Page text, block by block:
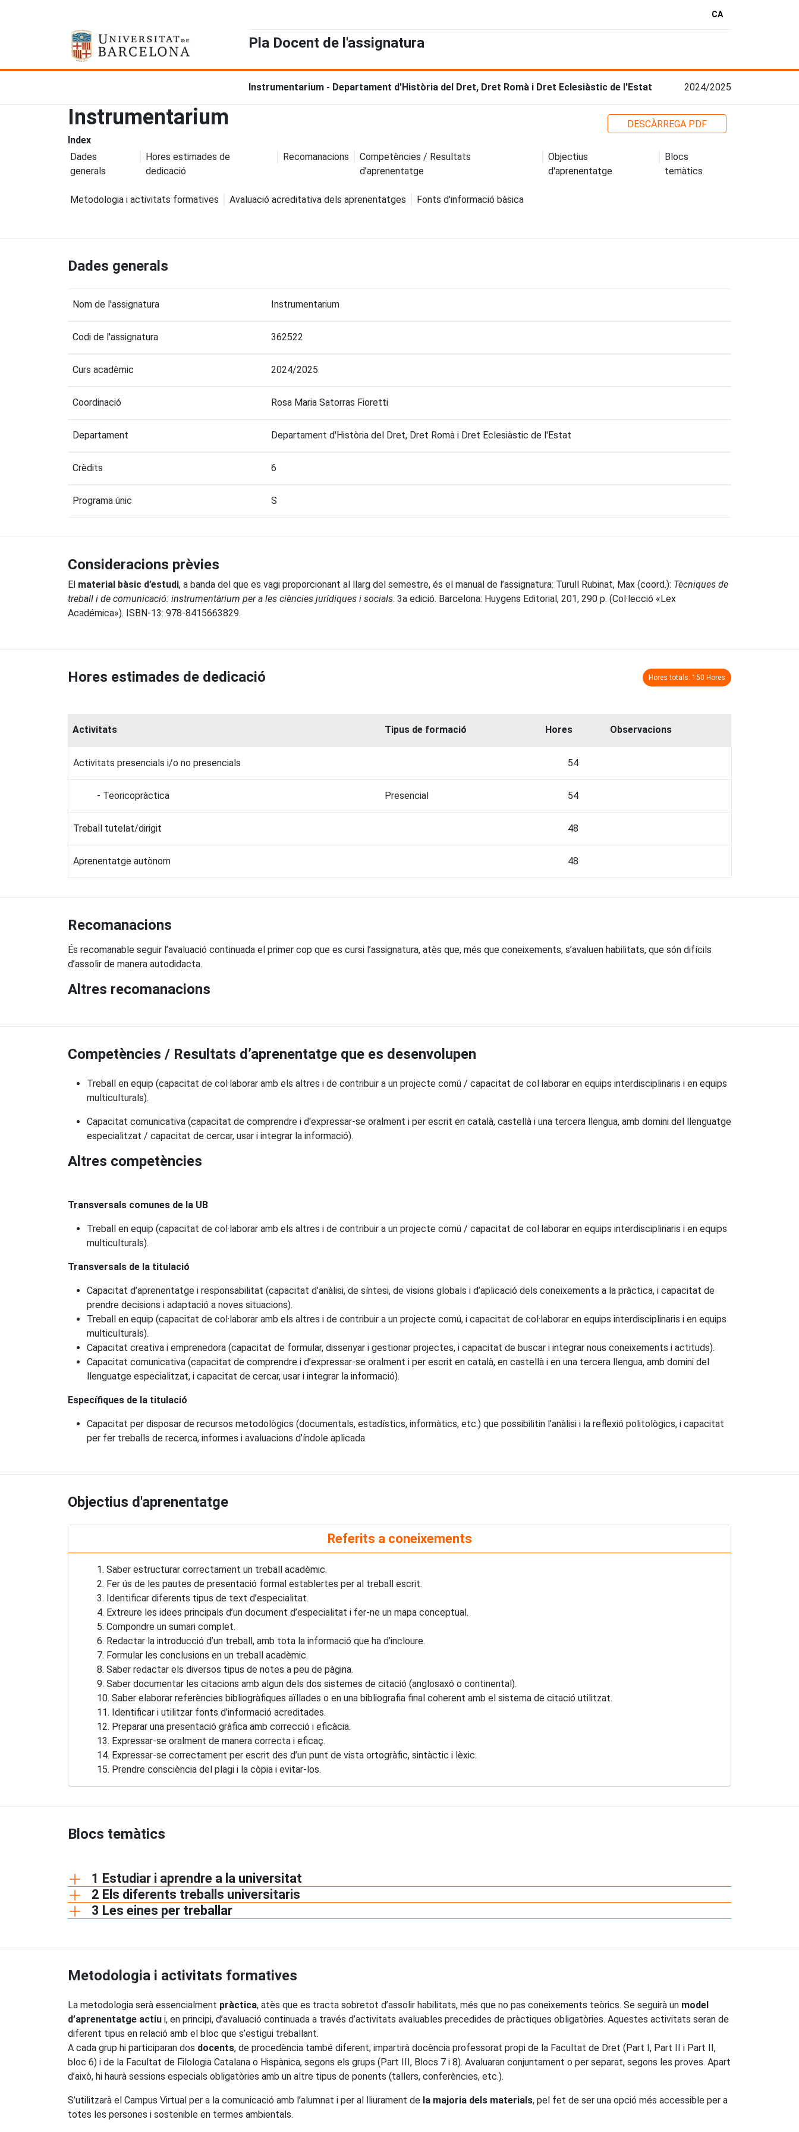
CA
Pla Docent de l'assignatura
Instrumentarium - Departament d'Història del Dret, Dret Romà i Dret Eclesiàstic de l'Estat 2024/2025
Instrumentarium
DESCÀRREGA PDF
Index
Dades
generals
Hores estimades de
dedicació
Recomanacions
Competències / Resultats
d’aprenentatge
Objectius
d'aprenentatge
Blocs
temàtics
Metodologia i activitats formatives Avaluació acreditativa dels aprenentatges Fonts d'informació bàsica
Dades generals
Nom de l'assignatura Instrumentarium
Codi de l'assignatura 362522
Curs acadèmic 2024/2025
Coordinació Rosa Maria Satorras Fioretti
Departament Departament d'Història del Dret, Dret Romà i Dret Eclesiàstic de l'Estat
Crèdits 6
Programa únic S
Consideracions prèvies
El material bàsic d’estudi, a banda del que es vagi proporcionant al llarg del semestre, és el manual de l’assignatura: Turull Rubinat, Max (coord.): Tècniques de
treball i de comunicació: instrumentàrium per a les ciències jurídiques i socials. 3a edició. Barcelona: Huygens Editorial, 201, 290 p. (Col·lecció «Lex
Académica»). ISBN-13: 978-8415663829.
Hores estimades de dedicació Hores totals: 150 Hores
Activitats Tipus de formació Hores Observacions
Activitats presencials i/o no presencials 54
- Teoricopràctica Presencial 54
Treball tutelat/dirigit 48
Aprenentatge autònom 48
Recomanacions
És recomanable seguir l’avaluació continuada el primer cop que es cursi l’assignatura, atès que, més que coneixements, s’avaluen habilitats, que són difícils
d’assolir de manera autodidacta.
Altres recomanacions
Competències / Resultats d’aprenentatge que es desenvolupen
Treball en equip (capacitat de col·laborar amb els altres i de contribuir a un projecte comú / capacitat de col·laborar en equips interdisciplinaris i en equips
multiculturals).
Capacitat comunicativa (capacitat de comprendre i d'expressar-se oralment i per escrit en català, castellà i una tercera llengua, amb domini del llenguatge
especialitzat / capacitat de cercar, usar i integrar la informació).
Altres competències
Transversals comunes de la UB
Treball en equip (capacitat de col·laborar amb els altres i de contribuir a un projecte comú / capacitat de col·laborar en equips interdisciplinaris i en equips
multiculturals).
Transversals de la titulació
Capacitat d’aprenentatge i responsabilitat (capacitat d’anàlisi, de síntesi, de visions globals i d’aplicació dels coneixements a la pràctica, i capacitat de
prendre decisions i adaptació a noves situacions).
Treball en equip (capacitat de col·laborar amb els altres i de contribuir a un projecte comú, i capacitat de col·laborar en equips interdisciplinaris i en equips
multiculturals).
Capacitat creativa i emprenedora (capacitat de formular, dissenyar i gestionar projectes, i capacitat de buscar i integrar nous coneixements i actituds).
Capacitat comunicativa (capacitat de comprendre i d’expressar-se oralment i per escrit en català, en castellà i en una tercera llengua, amb domini del
llenguatge especialitzat, i capacitat de cercar, usar i integrar la informació).
Específiques de la titulació
Capacitat per disposar de recursos metodològics (documentals, estadístics, informàtics, etc.) que possibilitin l’anàlisi i la reflexió politològics, i capacitat
per fer treballs de recerca, informes i avaluacions d’índole aplicada.
Objectius d'aprenentatge
Referits a coneixements
1. Saber estructurar correctament un treball acadèmic.
2. Fer ús de les pautes de presentació formal establertes per al treball escrit.
3. Identificar diferents tipus de text d’especialitat.
4. Extreure les idees principals d’un document d’especialitat i fer-ne un mapa conceptual.
5. Compondre un sumari complet.
6. Redactar la introducció d’un treball, amb tota la informació que ha d’incloure.
7. Formular les conclusions en un treball acadèmic.
8. Saber redactar els diversos tipus de notes a peu de pàgina.
9. Saber documentar les citacions amb algun dels dos sistemes de citació (anglosaxó o continental).
10. Saber elaborar referències bibliogràfiques aïllades o en una bibliografia final coherent amb el sistema de citació utilitzat.
11. Identificar i utilitzar fonts d’informació acreditades.
12. Preparar una presentació gràfica amb correcció i eficàcia.
13. Expressar-se oralment de manera correcta i eficaç.
14. Expressar-se correctament per escrit des d’un punt de vista ortogràfic, sintàctic i lèxic.
15. Prendre consciència del plagi i la còpia i evitar-los.
Blocs temàtics
1 Estudiar i aprendre a la universitat
2 Els diferents treballs universitaris
3 Les eines per treballar
Metodologia i activitats formatives
La metodologia serà essencialment pràctica, atès que es tracta sobretot d’assolir habilitats, més que no pas coneixements teòrics. Se seguirà un model
d’aprenentatge actiu i, en principi, d’avaluació continuada a través d’activitats avaluables precedides de pràctiques obligatòries. Aquestes activitats seran de
diferent tipus en relació amb el bloc que s’estigui treballant.
A cada grup hi participaran dos docents, de procedència també diferent; impartirà docència professorat propi de la Facultat de Dret (Part I, Part II i Part II,
bloc 6) i de la Facultat de Filologia Catalana o Hispànica, segons els grups (Part III, Blocs 7 i 8). Avaluaran conjuntament o per separat, segons les proves. Apart
d’això, hi haurà sessions especials obligatòries amb un altre tipus de ponents (tallers, conferències, etc.).
S’utilitzarà el Campus Virtual per a la comunicació amb l’alumnat i per al lliurament de la majoria dels materials, pel fet de ser una opció més accessible per a
totes les persones i sostenible en termes ambientals.